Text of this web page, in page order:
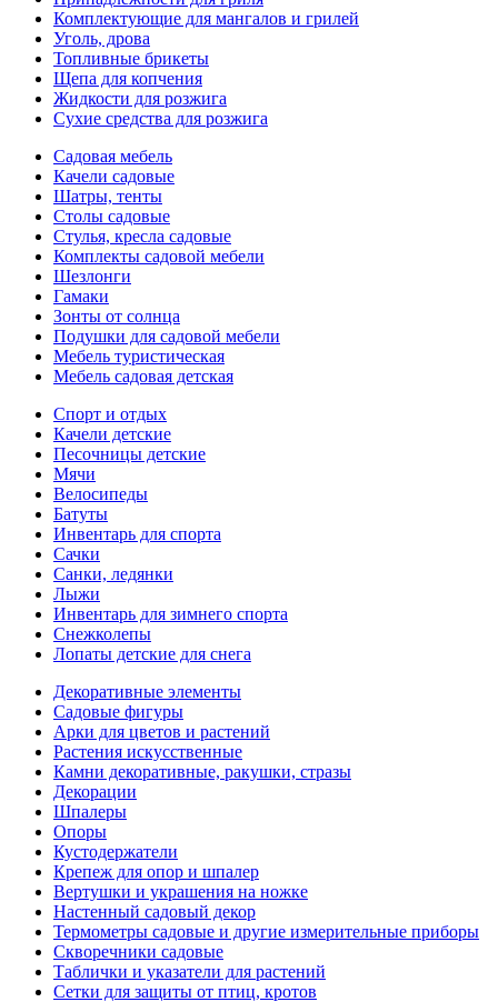
Комплектующие для мангалов и грилей
Уголь, дрова
Топливные брикеты
Щепа для копчения
Жидкости для розжига
Сухие средства для розжига
Садовая мебель
Качели садовые
Шатры, тенты
Столы садовые
Стулья, кресла садовые
Комплекты садовой мебели
Шезлонги
Гамаки
Зонты от солнца
Подушки для садовой мебели
Мебель туристическая
Мебель садовая детская
Спорт и отдых
Качели детские
Песочницы детские
Мячи
Велосипеды
Батуты
Инвентарь для спорта
Сачки
Санки, ледянки
Лыжи
Инвентарь для зимнего спорта
Снежколепы
Лопаты детские для снега
Декоративные элементы
Садовые фигуры
Арки для цветов и растений
Растения искусственные
Камни декоративные, ракушки, стразы
Декорации
Шпалеры
Опоры
Кустодержатели
Крепеж для опор и шпалер
Вертушки и украшения на ножке
Настенный садовый декор
Термометры садовые и другие измерительные приборы
Скворечники садовые
Таблички и указатели для растений
Сетки для защиты от птиц, кротов